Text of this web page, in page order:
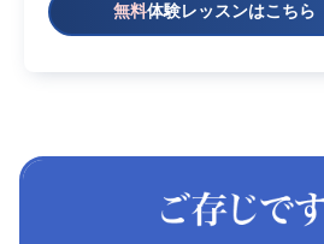
無料体験レッスンはこちら